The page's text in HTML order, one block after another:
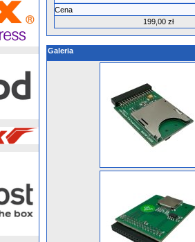
Cena
199,00 zł
Galeria